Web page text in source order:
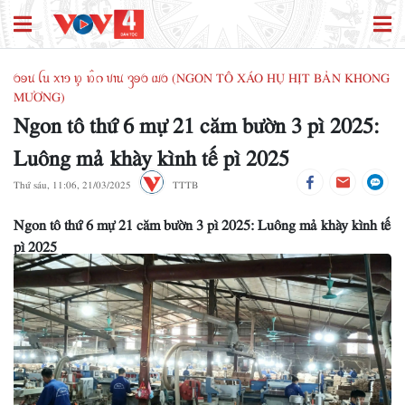
ꪉꪮꪙ ꪶꪕ ꪎꪱꪫ ꪭꪴ ꪭꪲꪒ ꪚꪱꪙ ꪅꪮꪉ ꪹꪣꪉ (NGON TÔ XÁO HỤ HỊT BẢN KHONG
MƯƠNG)
Ngon tô thứ 6 mự 21 căm bườn 3 pì 2025:
Luông mả khày kình tế pì 2025
Thứ sáu, 11:06, 21/03/2025 TTTB
Ngon tô thứ 6 mự 21 căm bườn 3 pì 2025: Luông mả khày kình tế
pì 2025